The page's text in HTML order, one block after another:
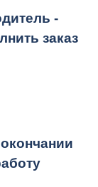
-
заказ